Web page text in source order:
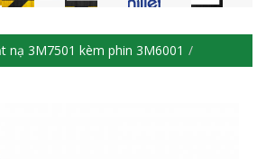
nạ 3M7501 kèm phin 3M6001